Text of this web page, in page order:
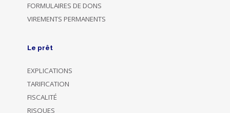
FORMULAIRES DE DONS
VIREMENTS PERMANENTS
Le prêt
EXPLICATIONS
TARIFICATION
FISCALITÉ
RISQUES